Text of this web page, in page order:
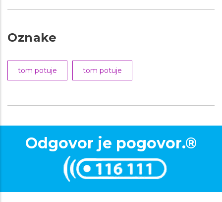
Oznake
tom potuje tom potuje
Odgovor je pogovor.®